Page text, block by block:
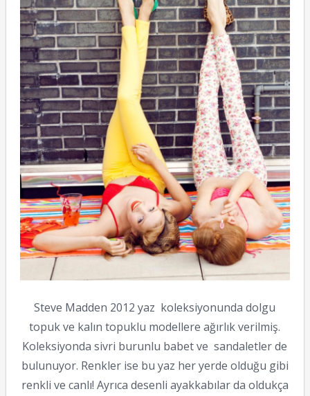
Steve Madden 2012 yaz koleksiyonunda dolgu
topuk ve kalın topuklu modellere ağırlık verilmiş.
Koleksiyonda sivri burunlu babet ve sandaletler de
bulunuyor. Renkler ise bu yaz her yerde olduğu gibi
renkli ve canlı! Ayrıca desenli ayakkabılar da oldukça